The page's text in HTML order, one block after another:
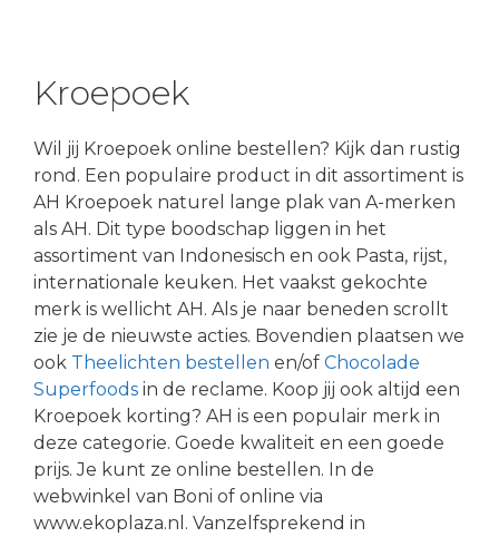
Kroepoek
Wil jij Kroepoek online bestellen? Kijk dan rustig
rond. Een populaire product in dit assortiment is
AH Kroepoek naturel lange plak van A-merken
als AH. Dit type boodschap liggen in het
assortiment van Indonesisch en ook Pasta, rijst,
internationale keuken. Het vaakst gekochte
merk is wellicht AH. Als je naar beneden scrollt
zie je de nieuwste acties. Bovendien plaatsen we
ook Theelichten bestellen en/of Chocolade
Superfoods in de reclame. Koop jij ook altijd een
Kroepoek korting? AH is een populair merk in
deze categorie. Goede kwaliteit en een goede
prijs. Je kunt ze online bestellen. In de
webwinkel van Boni of online via
www.ekoplaza.nl. Vanzelfsprekend in